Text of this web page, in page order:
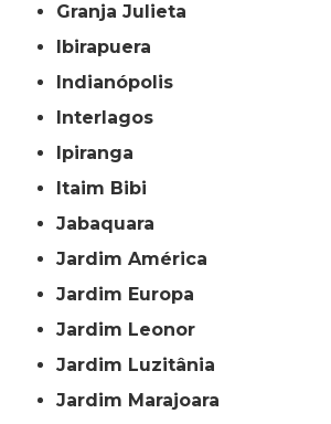
Granja Julieta
Ibirapuera
Indianópolis
Interlagos
Ipiranga
Itaim Bibi
Jabaquara
Jardim América
Jardim Europa
Jardim Leonor
Jardim Luzitânia
Jardim Marajoara